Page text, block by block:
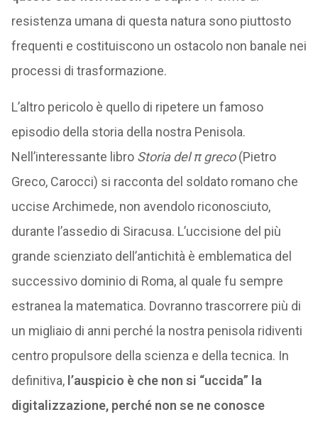
resistenza umana di questa natura sono piuttosto
frequenti e costituiscono un ostacolo non banale nei
processi di trasformazione.
L’altro pericolo è quello di ripetere un famoso
episodio della storia della nostra Penisola.
Nell’interessante libro Storia del π greco(Pietro
Greco, Carocci) si racconta del soldato romano che
uccise Archimede, non avendolo riconosciuto,
durante l’assedio di Siracusa. L’uccisione del più
grande scienziato dell’antichità è emblematica del
successivo dominio di Roma, al quale fu sempre
estranea la matematica. Dovranno trascorrere più di
un migliaio di anni perché la nostra penisola ridiventi
centro propulsore della scienza e della tecnica. In
definitiva, l’auspicio è che non si “uccida” la
digitalizzazione, perché non se ne conosce